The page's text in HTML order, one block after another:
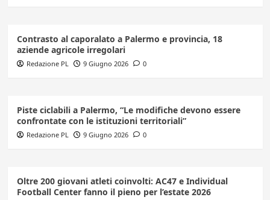
Contrasto al caporalato a Palermo e provincia, 18
aziende agricole irregolari
Redazione PL 9 Giugno 2026 0
Piste ciclabili a Palermo, “Le modifiche devono essere
confrontate con le istituzioni territoriali”
Redazione PL 9 Giugno 2026 0
Oltre 200 giovani atleti coinvolti: AC47 e Individual
Football Center fanno il pieno per l’estate 2026